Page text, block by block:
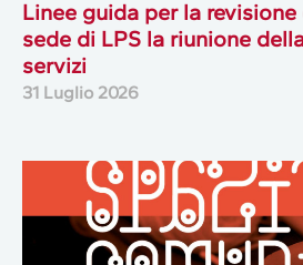
Linee guida per la revisione
sede di LPS la riunione
servizi
31 Luglio 2026